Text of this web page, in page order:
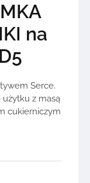
na
Serce.
użytku z masą
cukierniczym